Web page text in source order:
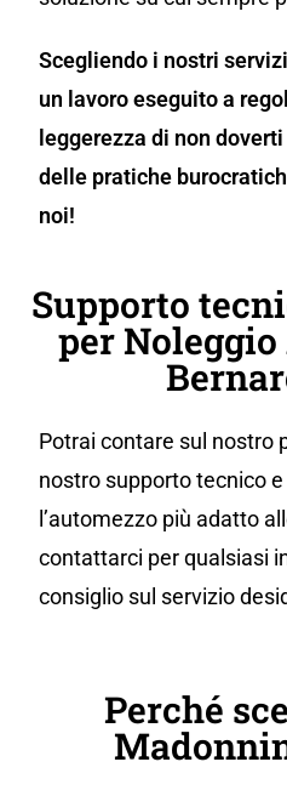
Scegliendo i nostri
un lavoro eseguito a
leggerezza di non
delle pratiche
noi!
Supporto
per
Potrai contare sul nostro
nostro supporto tecnico
l’automezzo più adatto
contattarci per qualsiasi
consiglio sul servizio
Perché